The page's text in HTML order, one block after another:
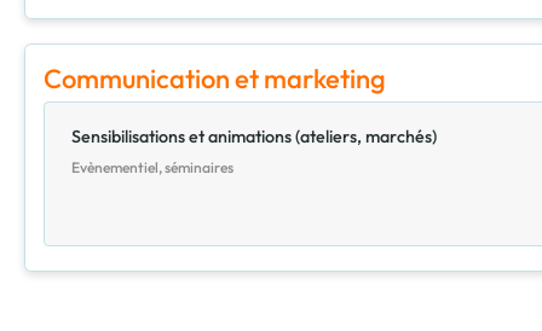
Communication et marketing
Sensibilisations et animations (ateliers, marchés)
Evènementiel, séminaires